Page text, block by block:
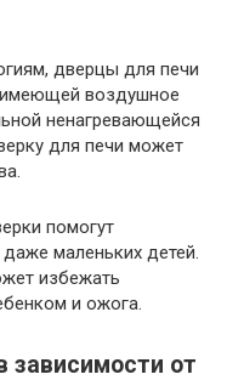
дверцы для печи
имеющей воздушное
ненагревающейся
для печи может
помогут
маленьких детей.
избежать
и ожога.
зависимости от